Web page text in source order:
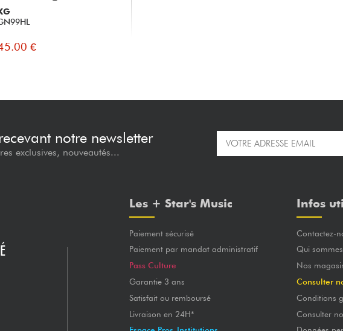
€
notre newsletter
exclusives, nouveautés...
Les + Star's Music
Paiement sécurisé
Paiement par mandat administratif
Pass Culture
Garantie 3 ans
Satisfait ou remboursé
Livraison en 24H*
Infos
Contactez-
Qui
Nos
Consulter
Conditions
Consulter